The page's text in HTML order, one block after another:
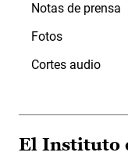
Notas de prensa
Fotos
Cortes audio
El Instituto